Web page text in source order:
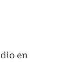
en